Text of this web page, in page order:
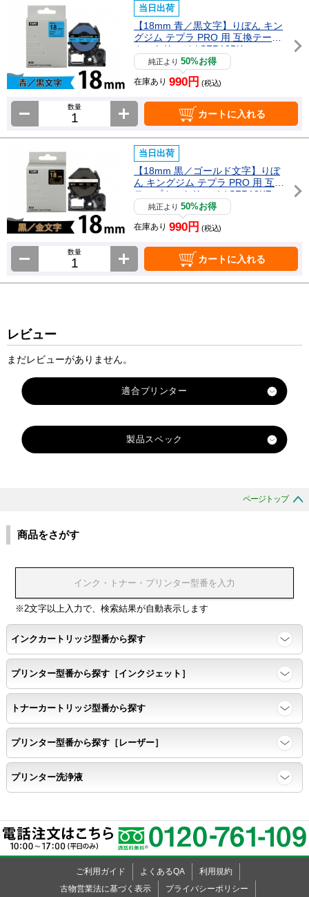
当日出荷
【18mm 青／黒文字】りぼん キン
グジム テプラ PRO 用 互換テープ
カートリッジ / SFR18BK
純正より50%お得
在庫あり 990円 (税込)
数量
カートに入れる
当日出荷
【18mm 黒／ゴールド文字】りぼ
ん キングジム テプラ PRO 用 互換
テープカートリッジ / SFR18KZ
純正より50%お得
在庫あり 990円 (税込)
数量
カートに入れる
レビュー
まだレビューがありません。
適合プリンター
SR130RP2
SR170
SR220
SR230C
SR230CH
SR300
SR313
SR330
SR333
SR370
SR424
SR515
SR520
SR530
製品スペック
カ
純
正
型
番
S
R
1
K
S
R
1
D
Z
S
F
R
N
Z
S
F
R
1
8
P
Z
S
F
R
1
P
K
S
F
R
1
8
A
Z
S
F
R
1
Z
S
F
R
1
K
S
F
R
1
Z
S
F
R
Z
S
F
R
K
S
R
Z
S
R
K
S
R
8
K
Z
カ
ラ
ー
ブ
ブ
ラ
ブ
ブ
ブ
ページトップ
商品をさがす
※2文字以上入力で、検索結果が自動表示します
インクカートリッジ型番から探す
プリンター型番から探す［インクジェット］
トナーカートリッジ型番から探す
プリンター型番から探す［レーザー］
プリンター洗浄液
ご利用ガイド よくあるQA
利用規約
古物営業法に基づく表示
プライバシーポリシー